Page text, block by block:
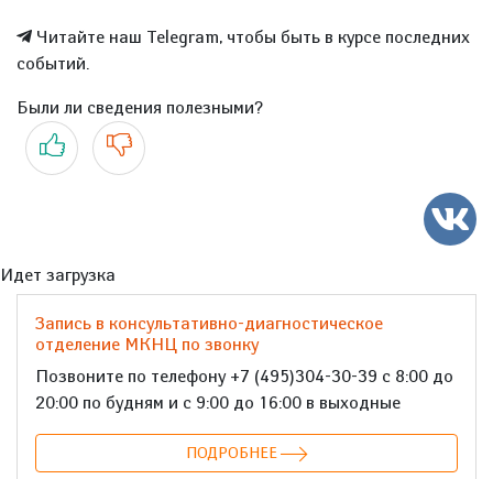
Читайте наш Telegram, чтобы быть в курсе последних
событий.
Были ли сведения полезными?
Да Нет
Идет загрузка
Запись в консультативно-диагностическое
отделение МКНЦ по звонку
Позвоните по телефону +7 (495)304-30-39 с 8:00 до
20:00 по будням и с 9:00 до 16:00 в выходные
ПОДРОБНЕЕ